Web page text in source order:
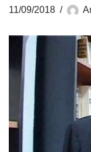
11/09/2018